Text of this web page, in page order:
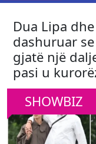
Dua Lipa
dashuruar
gjatë një
pasi u
SHOWBIZ